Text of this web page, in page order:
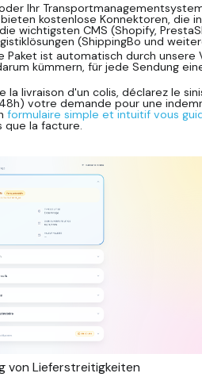
Ihr
kostenlose Konnektoren, die
wichtigsten CMS (Shopify,
(ShippingBo und
Paket ist automatisch durch unsere
kümmern, für jede Sendung
la livraison d'un colis, déclarez le
votre demande pour une
formulaire simple et intuitif vous
que la facture.
von Lieferstreitigkeiten